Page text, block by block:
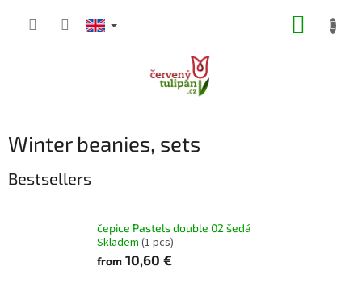
Winter beanies, sets
Bestsellers
čepice Pastels double 02 šedá
Skladem (1 pcs)
from 10,60 €